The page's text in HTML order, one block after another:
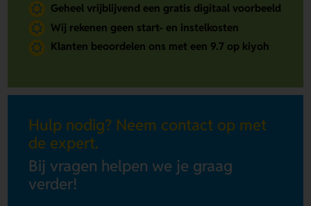
Geheel vrijblijvend een gratis digitaal voorbeeld
Wij rekenen geen start- en instelkosten
Klanten beoordelen ons met een 9.7 op kiyoh
Hulp nodig? Neem contact op met
de expert.
Bij vragen helpen we je graag
verder!